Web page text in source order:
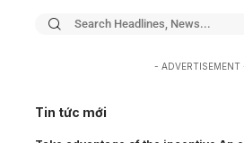
- ADVERTISEMENT
Tin tức mới